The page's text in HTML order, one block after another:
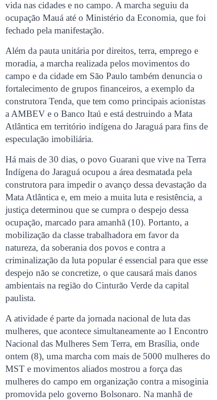
vida nas cidades e no campo. A marcha seguiu da
ocupação Mauá até o Ministério da Economia, que foi
fechado pela manifestação.
Além da pauta unitária por direitos, terra, emprego e
moradia, a marcha realizada pelos movimentos do
campo e da cidade em São Paulo também denuncia o
fortalecimento de grupos financeiros, a exemplo da
construtora Tenda, que tem como principais acionistas
a AMBEV e o Banco Itaú e está destruindo a Mata
Atlântica em território indígena do Jaraguá para fins de
especulação imobiliária.
Há mais de 30 dias, o povo Guarani que vive na Terra
Indígena do Jaraguá ocupou a área desmatada pela
construtora para impedir o avanço dessa devastação da
Mata Atlântica e, em meio a muita luta e resistência, a
justiça determinou que se cumpra o despejo dessa
ocupação, marcado para amanhã (10). Portanto, a
mobilização da classe trabalhadora em favor da
natureza, da soberania dos povos e contra a
criminalização da luta popular é essencial para que esse
despejo não se concretize, o que causará mais danos
ambientais na região do Cinturão Verde da capital
paulista.
A atividade é parte da jornada nacional de luta das
mulheres, que acontece simultaneamente ao I Encontro
Nacional das Mulheres Sem Terra, em Brasília, onde
ontem (8), uma marcha com mais de 5000 mulheres do
MST e movimentos aliados mostrou a força das
mulheres do campo em organização contra a misoginia
promovida pelo governo Bolsonaro. Na manhã de